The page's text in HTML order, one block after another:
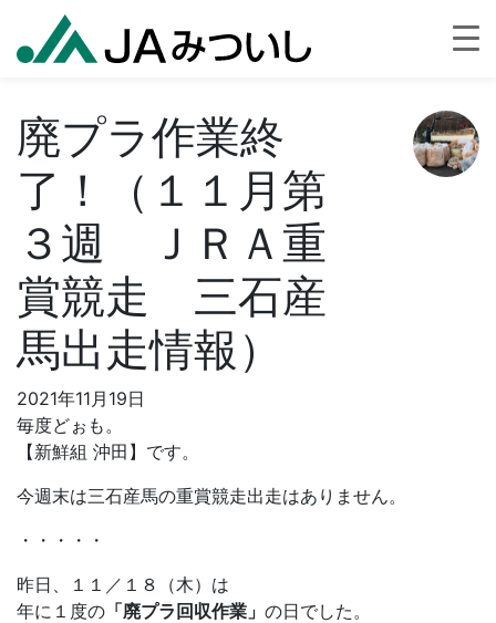
廃プラ作業終
了！（１１月第
３週 ＪＲＡ重
賞競走 三石産
馬出走情報）
2021年11月19日
毎度どぉも。
【新鮮組 沖田】です。
今週末は三石産馬の重賞競走出走はありません。
・・・・・
昨日、１１／１８（木）は
年に１度の 「廃プラ回収作業」 の日でした。